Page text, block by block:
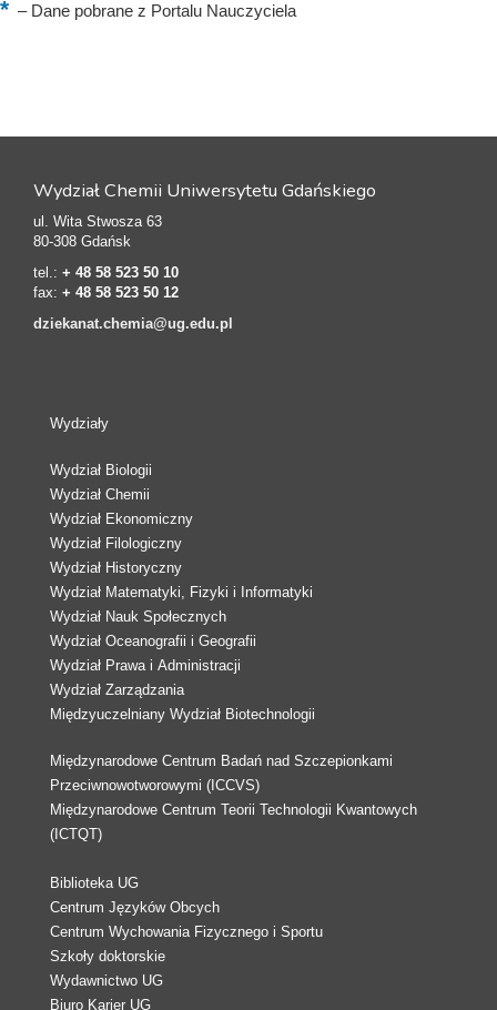
–Dane pobrane z Portalu Nauczyciela
Wydział Chemii Uniwersytetu Gdańskiego
ul. Wita Stwosza 63
80-308 Gdańsk
tel.: + 48 58 523 50 10
fax: + 48 58 523 50 12
dziekanat.chemia@ug.edu.pl
Wydziały
Wydział Biologii
Wydział Chemii
Wydział Ekonomiczny
Wydział Filologiczny
Wydział Historyczny
Wydział Matematyki, Fizyki i Informatyki
Wydział Nauk Społecznych
Wydział Oceanografii i Geografii
Wydział Prawa i Administracji
Wydział Zarządzania
Międzyuczelniany Wydział Biotechnologii
Międzynarodowe Centrum Badań nad Szczepionkami
Przeciwnowotworowymi (ICCVS)
Międzynarodowe Centrum Teorii Technologii Kwantowych
(ICTQT)
Biblioteka UG
Centrum Języków Obcych
Centrum Wychowania Fizycznego i Sportu
Szkoły doktorskie
Wydawnictwo UG
Biuro Karier UG